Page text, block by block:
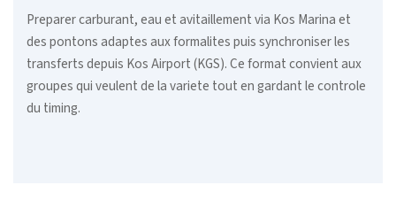
Preparer carburant, eau et avitaillement via Kos Marina et
des pontons adaptes aux formalites puis synchroniser les
transferts depuis Kos Airport (KGS). Ce format convient aux
groupes qui veulent de la variete tout en gardant le controle
du timing.